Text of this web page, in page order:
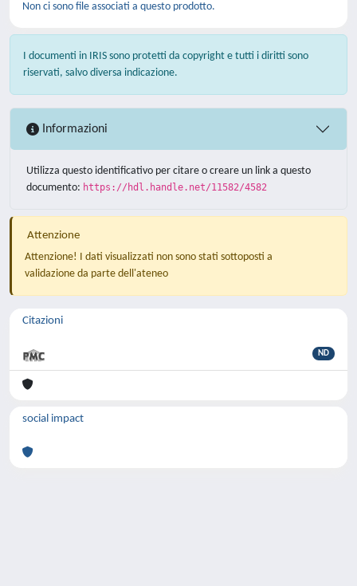
Non ci sono file associati a questo prodotto.
I documenti in IRIS sono protetti da copyright e tutti i diritti sono
riservati, salvo diversa indicazione.
Informazioni
Utilizza questo identificativo per citare o creare un link a questo
documento: https://hdl.handle.net/11582/4582
Attenzione
Attenzione! I dati visualizzati non sono stati sottoposti a
validazione da parte dell'ateneo
Citazioni
ND
social impact